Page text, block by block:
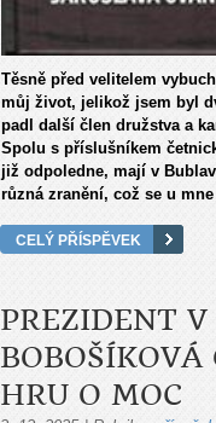
Těsně před velitelem
můj život, jelikož jsem byl
padl další člen družstva a
Spolu s příslušníkem
již odpoledne, mají v
různá zranění, což se u
CELÝ PŘÍSPĚVEK
PREZIDENT
HRU O MOC